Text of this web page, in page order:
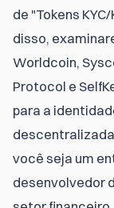
de "Tokens
disso,
Worldcoin,
Protocol e
para a
você seja um
desenvolvedor